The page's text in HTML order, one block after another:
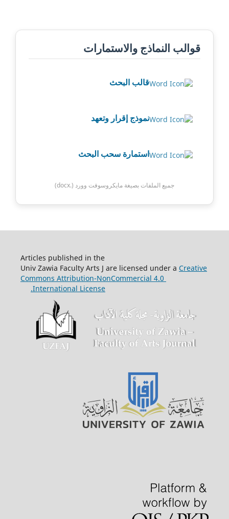
قوالب النماذج والاستمارات
قالب البحث
نموذج إقرار وتعهد
استمارة سحب البحث
جميع الملفات بصيغة مايكروسوفت وورد (.docx)
Articles published in the
Univ Zawia Faculty Arts J are licensed under a Creative
Commons Attribution-NonCommercial 4.0
International License.